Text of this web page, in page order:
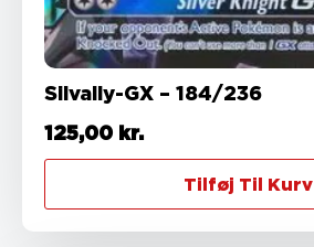
Silvally-GX – 184/236
125,00 kr.
Tilføj Til Kurv